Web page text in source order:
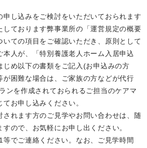
申し込みをご検討をいただいておられます
しております弊事業所の「運営規定の概要
いての項目をご確認いただき、原則として
本人が、「特別養護老人ホーム入居申込
じめ以下の書類をご記入(お申込みの方
が困難な場合は、ご家族の方などが代行
ンを作成されておられるご担当のケアマ
お申し込みください。
されます方のご見学やお問い合わせは、随
ので、お気軽にお申し出ください。
でご連絡ください。なお、ご見学時間